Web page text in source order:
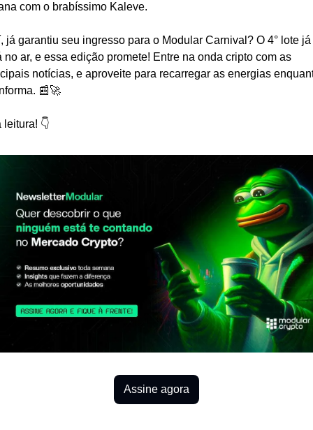
com o brabíssimo Kaleve.
já garantiu seu ingresso para o Modular Carnival? O 4° lote já
no ar, e essa edição promete! Entre na onda cripto com as
notícias, e aproveite para recarregar as energias
📰🚀
leitura! 👇
Assine agora